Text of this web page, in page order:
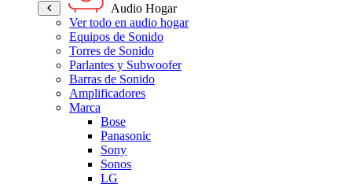
Audio Hogar
Ver todo en audio hogar
Equipos de Sonido
Torres de Sonido
Parlantes y Subwoofer
Barras de Sonido
Amplificadores
Marca
Bose
Panasonic
Sony
Sonos
LG